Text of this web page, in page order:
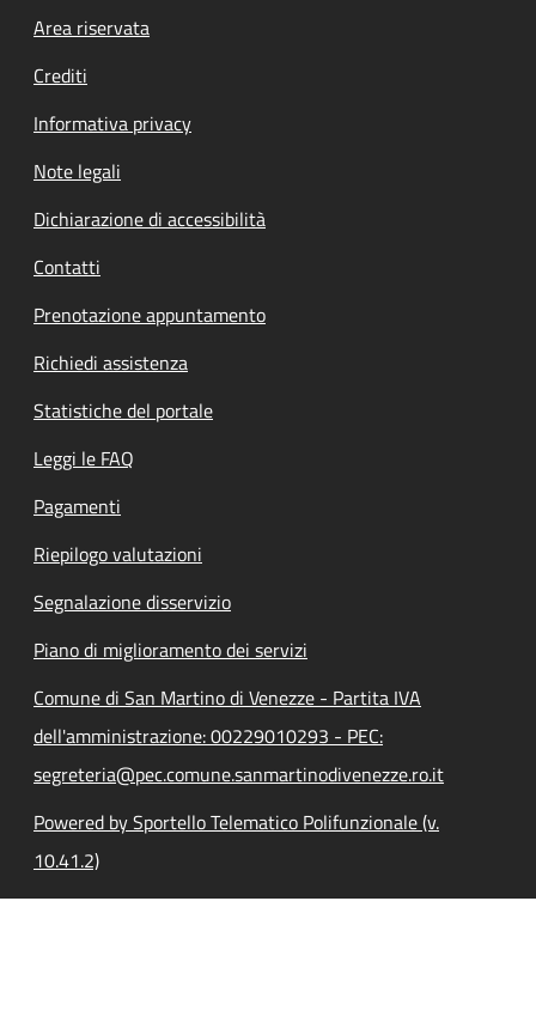
Footer menu
Area riservata
Crediti
Informativa privacy
Note legali
Dichiarazione di accessibilità
Contatti
Prenotazione appuntamento
Richiedi assistenza
Statistiche del portale
Leggi le FAQ
Pagamenti
Riepilogo valutazioni
Segnalazione disservizio
Piano di miglioramento dei servizi
Comune di San Martino di Venezze - Partita IVA
dell'amministrazione: 00229010293 - PEC:
segreteria@pec.comune.sanmartinodivenezze.ro.it
Powered by Sportello Telematico Polifunzionale (v.
10.41.2)